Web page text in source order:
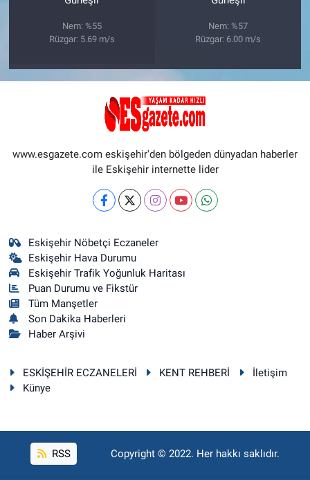
Nem: %55
Rüzgar: 5.69 m/s
Nem: %57
Rüzgar: 6.00 m/s
www.esgazete.com eskişehir'den bölgeden dünyadan haberler
ile Eskişehir internette lider
Eskişehir Nöbetçi Eczaneler
Eskişehir Hava Durumu
Eskişehir Trafik Yoğunluk Haritası
Puan Durumu ve Fikstür
Tüm Manşetler
Son Dakika Haberleri
Haber Arşivi
ESKİŞEHİR ECZANELERİ KENT REHBERİ
İletişim
Künye
RSS Copyright © 2022. Her hakkı saklıdır.